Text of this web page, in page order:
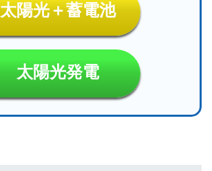
太陽光＋蓄電池
太陽光発電